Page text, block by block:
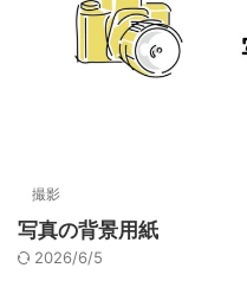
撮影
写真の背景用紙
2026/6/5